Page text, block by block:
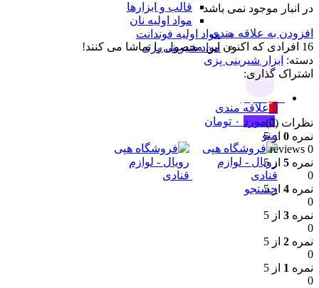
قالب و ابزارها
مواد اولیه نان
مواد اولیه فوندانت
مواد شیرینی پزی
جستجو
0 علاقه مندی
0 مورد ۰ تومان
منو
جستجو
در انبار موجود نمی باشد
افزودن به علاقه مندی
16 افرادی که اکنون این محصول را تماشا می کنند!
دسته: ابزار شیرینی پزی
اشتراک گذاری:
نظرات (0)
نمره 0 از 5
0 reviews
نمره 5 از 5
0
نمره 4 از 5
0
نمره 3 از 5
0
نمره 2 از 5
0
نمره 1 از 5
0